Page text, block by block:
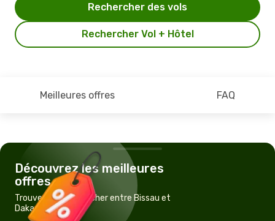
Rechercher Vol + Hôtel
Rechercher des vols
Meilleures offres FAQ
Découvrez les meilleures
offres
Trouvez un vol pas cher entre Bissau et
Dakar